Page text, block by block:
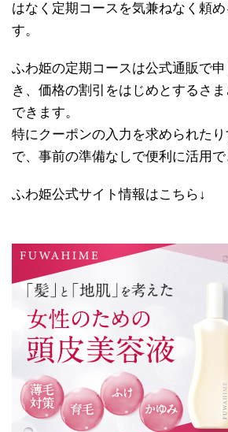
はなく定期コースを気兼ねなく頼
す。
ふわ姫の定期コースは公式通販で
き、価格の割引をはじめとするさ
できます。
特にクーポンの入力を求められた
で、事前の準備なしで便利に活用で
ふわ姫公式サイト情報はこちら↓